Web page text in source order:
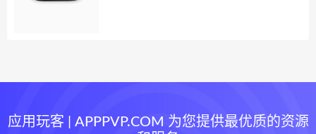
应用玩客 | APPPVP.COM 为您提供最优质的资源